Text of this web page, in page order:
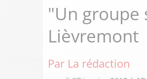
"Un groupe
Lièvremont
Par La rédaction